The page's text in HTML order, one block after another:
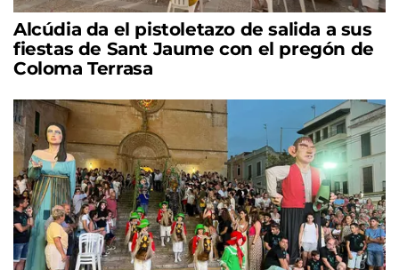
Alcúdia da el pistoletazo de salida a sus
fiestas de Sant Jaume con el pregón de
Coloma Terrasa